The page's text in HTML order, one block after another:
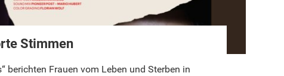
Stimmen
berichten Frauen vom Leben und Sterben in